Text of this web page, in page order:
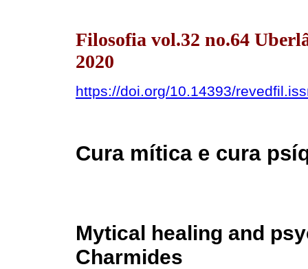
Filosofia vol.32 no.64
2020
https://doi.org/10.14393/
Cura mítica e cura
Mytical healing and
Charmides